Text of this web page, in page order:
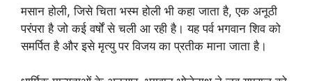
मसान होली, जिसे चिता भस्म होली भी कहा जाता है, एक अनूठी
परंपरा है जो कई वर्षों से चली आ रही है। यह पर्व भगवान शिव को
समर्पित है और इसे मृत्यु पर विजय का प्रतीक माना जाता है।